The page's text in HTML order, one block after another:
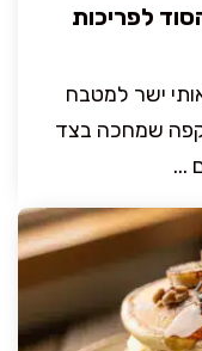
לפריכות
ישר למטבח
וקפה שמחכה בצד
...